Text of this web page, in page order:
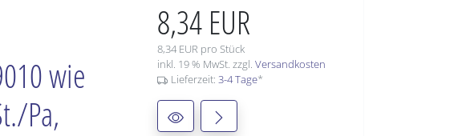
8,34 EUR
8,34 EUR pro Stück
inkl. 19 % MwSt. zzgl. Versandkosten
Lieferzeit: 3-4 Tage*
wie
Pa,